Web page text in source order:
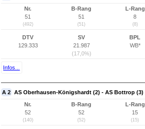
Nr.
51
(492)
B-Rang
51
(51)
L-Rang
8
(8)
DTV
129.333
SV
21.987
(17,0%)
BPL
WB*
Infos...
A 2 AS Oberhausen-Königshardt (2) - AS Bottrop (3)
Nr.
52
(140)
B-Rang
52
(52)
L-Rang
15
(15)